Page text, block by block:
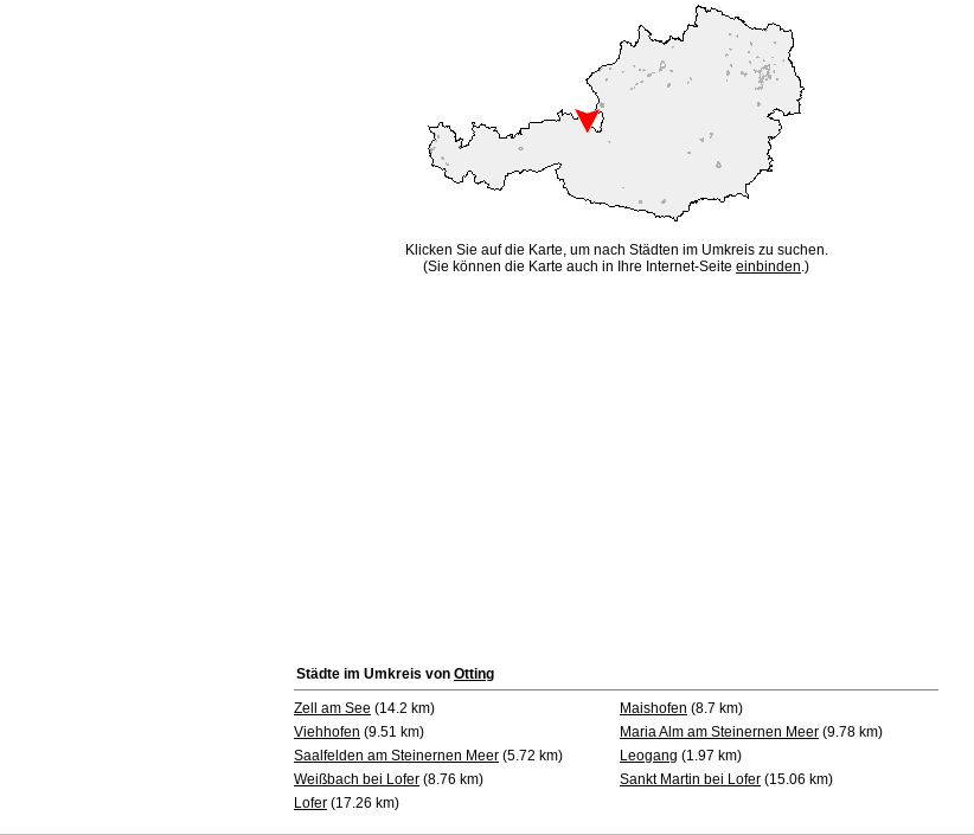
Klicken Sie auf die Karte, um nach Städten im Umkreis zu suchen.
(Sie können die Karte auch in Ihre Internet-Seite einbinden.)
Städte im Umkreis von Otting
Zell am See (14.2 km) Maishofen (8.7 km)
Viehhofen (9.51 km) Maria Alm am Steinernen Meer (9.78 km)
Saalfelden am Steinernen Meer (5.72 km) Leogang (1.97 km)
Weißbach bei Lofer (8.76 km) Sankt Martin bei Lofer (15.06 km)
Lofer (17.26 km)